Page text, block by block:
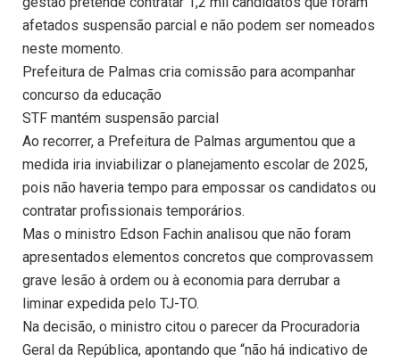
afetados suspensão parcial e não podem ser nomeados
neste momento.
Prefeitura de Palmas cria comissão para acompanhar
concurso da educação
STF mantém suspensão parcial
Ao recorrer, a Prefeitura de Palmas argumentou que a
medida iria inviabilizar o planejamento escolar de 2025,
pois não haveria tempo para empossar os candidatos ou
contratar profissionais temporários.
Mas o ministro Edson Fachin analisou que não foram
apresentados elementos concretos que comprovassem
grave lesão à ordem ou à economia para derrubar a
liminar expedida pelo TJ-TO.
Na decisão, o ministro citou o parecer da Procuradoria
Geral da República, apontando que “não há indicativo de